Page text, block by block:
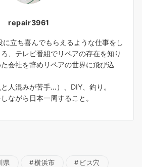
repair3961
立ち喜んでもらえるような仕事をし
、テレビ番組でリペアの存在を知り
会社を辞めリペアの世界に飛び込
人混みが苦手…）、DIY、釣り。
ながら日本一周すること。
県 横浜市 ビス穴